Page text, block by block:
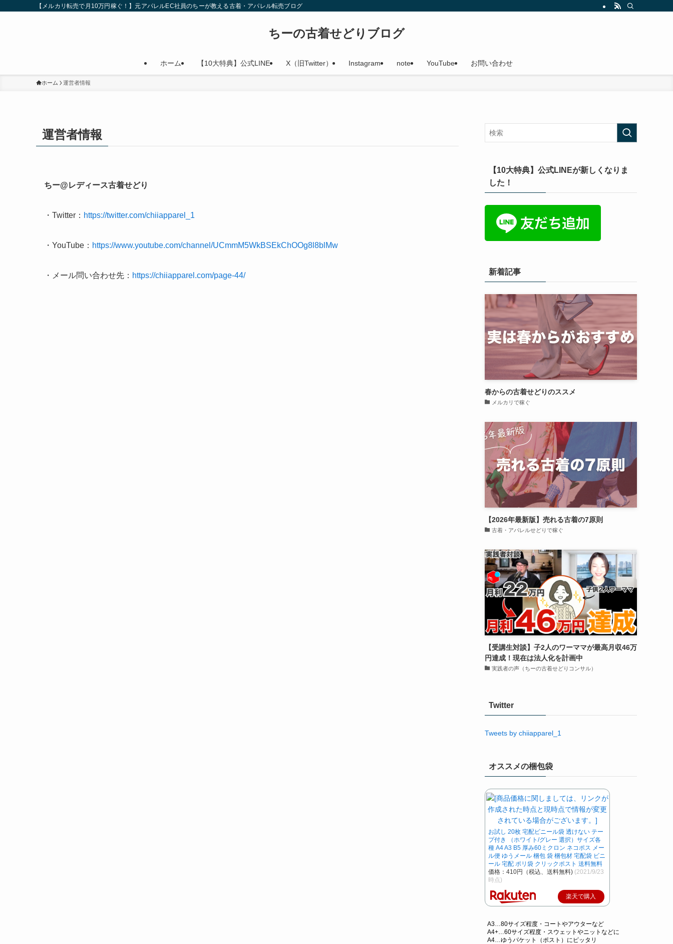
【メルカリ転売で月10万円稼ぐ！】元アパレルEC社員のちーが教える古着・アパレル転売ブログ
ちーの古着せどりブログ
ホーム 【10大特典】公式LINE X（旧Twitter） Instagram note YouTube お問い合わせ
ホーム 運営者情報
運営者情報
ちー@レディース古着せどり
・Twitter： https://twitter.com/chiiapparel_1
・YouTube： https://www.youtube.com/channel/UCmmM5WkBSEkChOOg8l8blMw
・メール問い合わせ先： https://chiiapparel.com/page-44/
【10大特典】公式LINEが新しくなりま
した！
新着記事
春からの古着せどりのススメ
メルカリで稼ぐ
【2026年最新版】売れる古着の7原則
古着・アパレルせどりで稼ぐ
【受講生対談】子2人のワーママが最高月収46万
円達成！現在は法人化を計画中
実践者の声（ちーの古着せどりコンサル）
Twitter
Tweets by chiiapparel_1
オススメの梱包袋
お試し 20枚 宅配ビニール袋 透けない テー
プ付き （ホワイト/グレー 選択）サイズ各
種 A4 A3 B5 厚み60ミクロン ネコポス メー
ル便 ゆうメール 梱包 袋 梱包材 宅配袋 ビニ
ール 宅配 ポリ袋 クリックポスト 送料無料
価格：410円（税込、送料無料) (2021/9/23
時点)
楽天で購入
A3…80サイズ程度・コートやアウターなど
A4+…60サイズ程度・スウェットやニットなどに
A4…ゆうパケット（ポスト）にピッタリ